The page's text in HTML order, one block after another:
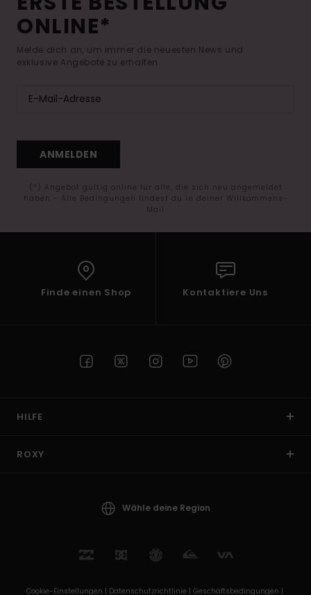
ONLINE*
Melde dich an, um immer die neuesten News und
exklusive Angebote zu erhalten.
ANMELDEN
(*) Angebot gültig online für alle, die sich neu angemeldet
haben - Alle Bedingungen findest du in deiner Willkommens-
Mail
Finde einen Shop Kontaktiere Uns
HILFE
ROXY
Wähle deine Region
Cookie-Einstellungen | Datenschutzrichtlinie | Geschäftsbedingungen |